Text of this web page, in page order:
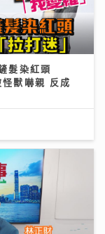
髮染紅頭
獸嚇親 反成